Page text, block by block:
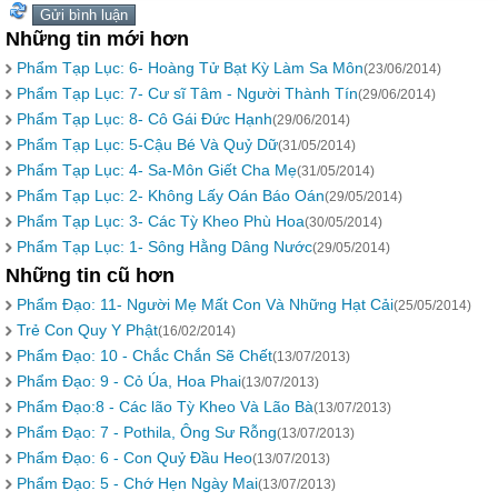
Những tin mới hơn
Phẩm Tạp Lục: 6- Hoàng Tử Bạt Kỳ Làm Sa Môn(23/06/2014)
Phẩm Tạp Lục: 7- Cư sĩ Tâm - Người Thành Tín(29/06/2014)
Phẩm Tạp Lục: 8- Cô Gái Ðức Hạnh(29/06/2014)
Phẩm Tạp Lục: 5-Cậu Bé Và Quỷ Dữ(31/05/2014)
Phẩm Tạp Lục: 4- Sa-Môn Giết Cha Mẹ(31/05/2014)
Phẩm Tạp Lục: 2- Không Lấy Oán Báo Oán(29/05/2014)
Phẩm Tạp Lục: 3- Các Tỳ Kheo Phù Hoa(30/05/2014)
Phẩm Tạp Lục: 1- Sông Hằng Dâng Nước(29/05/2014)
Những tin cũ hơn
Phẩm Ðạo: 11- Người Mẹ Mất Con Và Những Hạt Cải(25/05/2014)
Trẻ Con Quy Y Phật(16/02/2014)
Phẩm Đạo: 10 - Chắc Chắn Sẽ Chết(13/07/2013)
Phẩm Đạo: 9 - Cỏ Úa, Hoa Phai(13/07/2013)
Phẩm Đạo:8 - Các lão Tỳ Kheo Và Lão Bà(13/07/2013)
Phẩm Đạo: 7 - Pothila, Ông Sư Rỗng(13/07/2013)
Phẩm Đạo: 6 - Con Quỷ Ðầu Heo(13/07/2013)
Phẩm Đạo: 5 - Chớ Hẹn Ngày Mai(13/07/2013)